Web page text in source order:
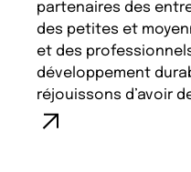
partenaires des
des petites et
et des
développement
réjouissons d’avoir